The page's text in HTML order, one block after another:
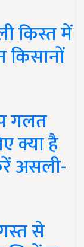
किस्त में
किसानों
गलत
क्या है
असली-
से